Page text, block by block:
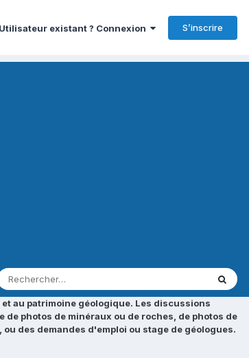
Utilisateur existant ? Connexion S’inscrire
au patrimoine géologique. Les discussions
photos de minéraux ou de roches, de photos de
des demandes d'emploi ou stage de géologues.